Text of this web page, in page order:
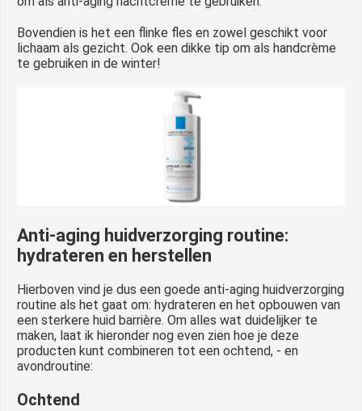
Bovendien is het een flinke fles en zowel geschikt voor
lichaam als gezicht. Ook een dikke tip om als handcrème
te gebruiken in de winter!
Anti-aging huidverzorging routine:
hydrateren en herstellen
Hierboven vind je dus een goede anti-aging huidverzorging
routine als het gaat om: hydrateren en het opbouwen van
een sterkere huid barrière. Om alles wat duidelijker te
maken, laat ik hieronder nog even zien hoe je deze
producten kunt combineren tot een ochtend, - en
avondroutine:
Ochtend